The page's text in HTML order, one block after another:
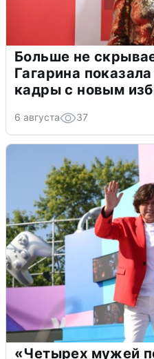
Больше не
Гагарина
кадры с новым
6 августа 37
«Четырех мужей